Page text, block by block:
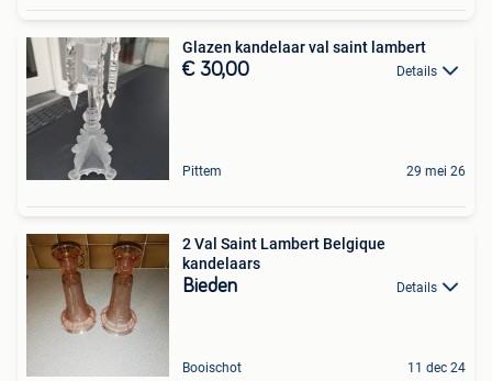
Glazen kandelaar val saint lambert
€ 30,00 Details
Pittem 29 mei 26
2 Val Saint Lambert Belgique
kandelaars
Bieden Details
Booischot 11 dec 24